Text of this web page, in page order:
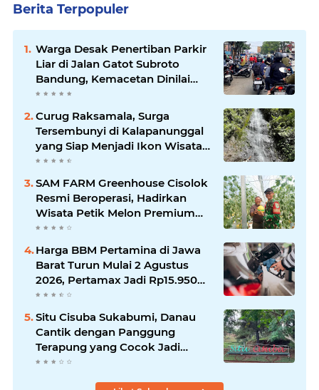
Berita Terpopuler
Warga Desak Penertiban Parkir
Liar di Jalan Gatot Subroto
Bandung, Kemacetan Dinilai
Makin Mengkhawatirkan
Curug Raksamala, Surga
Tersembunyi di Kalapanunggal
yang Siap Menjadi Ikon Wisata
Alam Baru Kabupaten
SAM FARM Greenhouse Cisolok
Resmi Beroperasi, Hadirkan
Wisata Petik Melon Premium
dan Edukasi Pertanian Modern
Harga BBM Pertamina di Jawa
Barat Turun Mulai 2 Agustus
2026, Pertamax Jadi Rp15.950
per Liter, Cek Daftar Harga
Situ Cisuba Sukabumi, Danau
Cantik dengan Panggung
Terapung yang Cocok Jadi
Destinasi Libur Akhir Pekan